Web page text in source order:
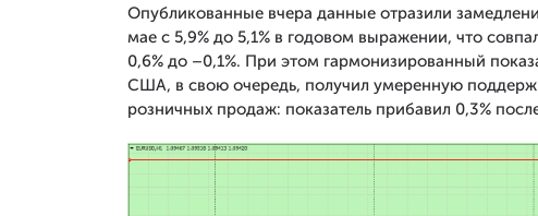
Опубликованные вчера данные отразили
мае с 5,9% до 5,1% в годовом выражении, что
0,6% до –0,1%. При этом гармонизированный
США, в свою очередь, получил умеренную
розничных продаж: показатель прибавил 0,3%